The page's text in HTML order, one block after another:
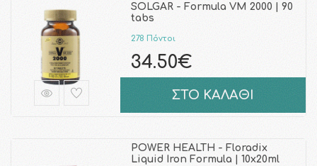
SOLGAR - Formula VM 2000 | 90
tabs
278 Πόντοι
34.50€
ΣΤΟ ΚΑΛΑΘΙ
POWER HEALTH - Floradix
Liquid Iron Formula | 10x20ml